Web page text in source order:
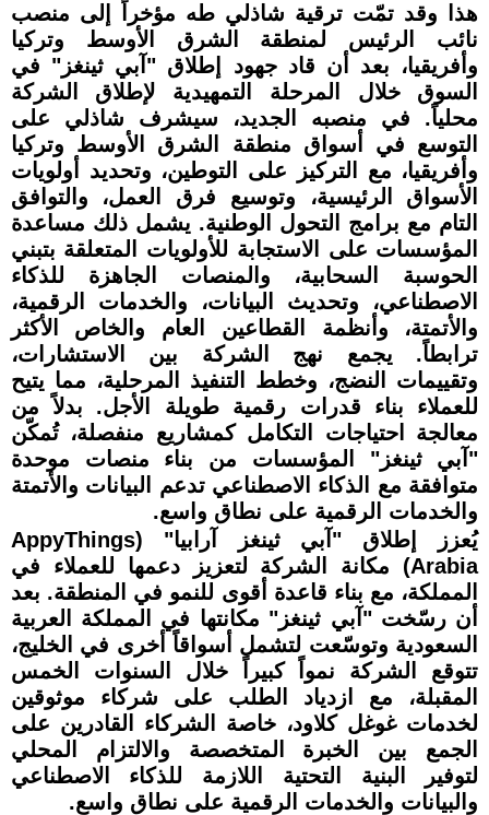
هذا وقد تمّت ترقية شاذلي طه مؤخراً إلى منصب
نائب الرئيس لمنطقة الشرق الأوسط وتركيا
وأفريقيا، بعد أن قاد جهود إطلاق "آبي ثينغز" في
السوق خلال المرحلة التمهيدية لإطلاق الشركة
محلياً. في منصبه الجديد، سيشرف شاذلي على
التوسع في أسواق منطقة الشرق الأوسط وتركيا
وأفريقيا، مع التركيز على التوطين، وتحديد أولويات
الأسواق الرئيسية، وتوسيع فرق العمل، والتوافق
التام مع برامج التحول الوطنية. يشمل ذلك مساعدة
المؤسسات على الاستجابة للأولويات المتعلقة بتبني
الحوسبة السحابية، والمنصات الجاهزة للذكاء
الاصطناعي، وتحديث البيانات، والخدمات الرقمية،
والأتمتة، وأنظمة القطاعين العام والخاص الأكثر
ترابطاً. يجمع نهج الشركة بين الاستشارات،
وتقييمات النضج، وخطط التنفيذ المرحلية، مما يتيح
للعملاء بناء قدرات رقمية طويلة الأجل. بدلاً من
معالجة احتياجات التكامل كمشاريع منفصلة، تُمكّن
"آبي ثينغز" المؤسسات من بناء منصات موحدة
متوافقة مع الذكاء الاصطناعي تدعم البيانات والأتمتة
والخدمات الرقمية على نطاق واسع.
يُعزز إطلاق "آبي ثينغز آرابيا" (AppyThings
Arabia) مكانة الشركة لتعزيز دعمها للعملاء في
المملكة، مع بناء قاعدة أقوى للنمو في المنطقة. بعد
أن رسّخت "آبي ثينغز" مكانتها في المملكة العربية
السعودية وتوسّعت لتشمل أسواقاً أخرى في الخليج،
تتوقع الشركة نمواً كبيراً خلال السنوات الخمس
المقبلة، مع ازدياد الطلب على شركاء موثوقين
لخدمات غوغل كلاود، خاصة الشركاء القادرين على
الجمع بين الخبرة المتخصصة والالتزام المحلي
لتوفير البنية التحتية اللازمة للذكاء الاصطناعي
والبيانات والخدمات الرقمية على نطاق واسع.